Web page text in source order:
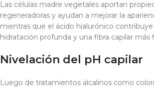
Las células madre vegetales aportan
regeneradoras y ayudan a mejorar la
mientras que el ácido hialurónico
hidratación profunda y una fibra capilar más
Nivelación del pH capilar
Luego de tratamientos alcalinos como